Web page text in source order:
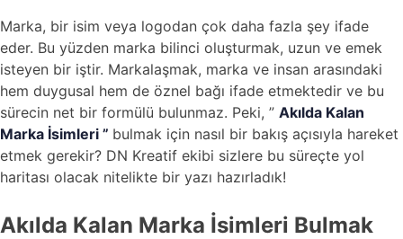
Marka, bir isim veya logodan çok daha fazla şey ifade
eder. Bu yüzden marka bilinci oluşturmak, uzun ve emek
isteyen bir iştir. Markalaşmak, marka ve insan arasındaki
hem duygusal hem de öznel bağı ifade etmektedir ve bu
sürecin net bir formülü bulunmaz. Peki, ” Akılda Kalan
Marka İsimleri ” bulmak için nasıl bir bakış açısıyla hareket
etmek gerekir? DN Kreatif ekibi sizlere bu süreçte yol
haritası olacak nitelikte bir yazı hazırladık!
Akılda Kalan Marka İsimleri Bulmak